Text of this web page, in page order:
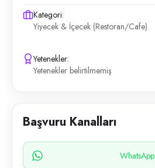
Kategori:
Yiyecek & İçecek (Restoran/Cafe)
Yetenekler:
Yetenekler belirtilmemiş
Başvuru Kanalları
WhatsApp